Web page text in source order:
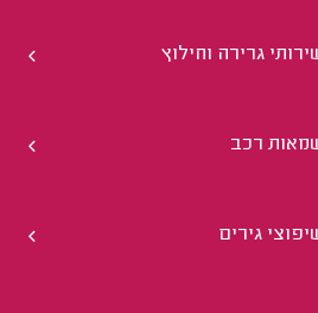
גרירה וחילוץ
רכב
גירים